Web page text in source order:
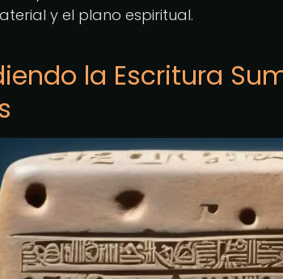
y el plano espiritual.
la Escritura